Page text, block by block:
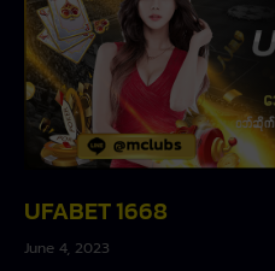
UFABET 1668
June 4, 2023